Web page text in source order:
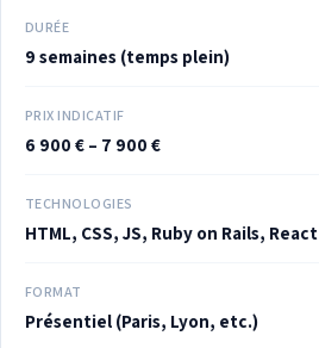
DURÉE
9 semaines (temps plein)
PRIX INDICATIF
6 900 € – 7 900 €
TECHNOLOGIES
HTML, CSS, JS, Ruby on Rails, React
FORMAT
Présentiel (Paris, Lyon, etc.)